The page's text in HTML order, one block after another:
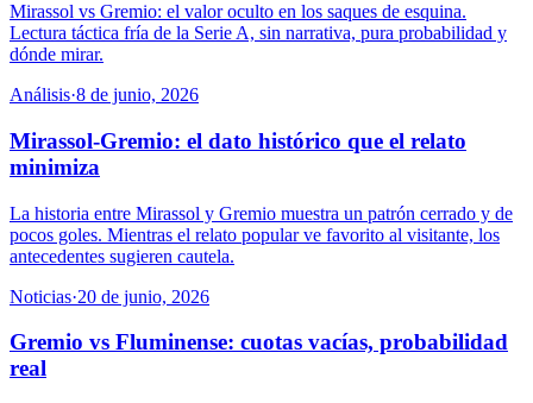
Mirassol vs Gremio: el valor oculto en los saques de esquina.
Lectura táctica fría de la Serie A, sin narrativa, pura probabilidad y
dónde mirar.
Análisis·8 de junio, 2026
Mirassol-Gremio: el dato histórico que el relato
minimiza
La historia entre Mirassol y Gremio muestra un patrón cerrado y de
pocos goles. Mientras el relato popular ve favorito al visitante, los
antecedentes sugieren cautela.
Noticias·20 de junio, 2026
Gremio vs Fluminense: cuotas vacías, probabilidad
real